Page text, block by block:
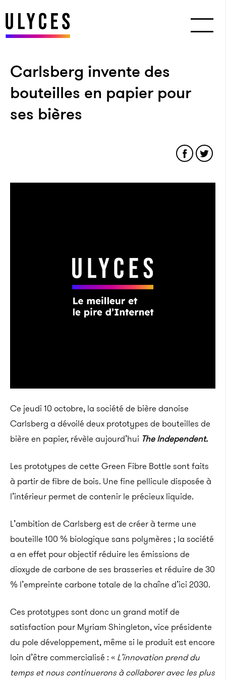
Carlsberg invente des
bouteilles en papier pour
ses bières
Ce jeudi 10 octobre, la société de bière danoise
Carlsberg a dévoilé deux prototypes de bouteilles de
bière en papier, révèle aujourd’hui The Independent.
Les prototypes de cette Green Fibre Bottle sont faits
à partir de fibre de bois. Une fine pellicule disposée à
l’intérieur permet de contenir le précieux liquide.
L’ambition de Carlsberg est de créer à terme une
bouteille 100 % biologique sans polymères ; la société
a en effet pour objectif réduire les émissions de
dioxyde de carbone de ses brasseries et réduire de 30
% l’empreinte carbone totale de la chaîne d’ici 2030.
Ces prototypes sont donc un grand motif de
satisfaction pour Myriam Shingleton, vice présidente
du pole développement, même si le produit est encore
loin d’être commercialisé : « L’innovation prend du
temps et nous continuerons à collaborer avec les plus